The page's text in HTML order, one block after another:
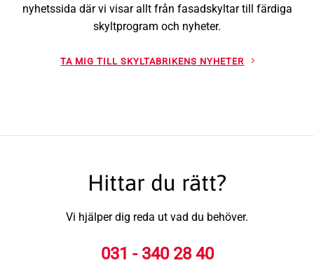
nyhetssida där vi visar allt från fasadskyltar till färdiga
skyltprogram och nyheter.
TA MIG TILL SKYLTABRIKENS NYHETER
Hittar du rätt?
Vi hjälper dig reda ut vad du behöver.
031 - 340 28 40